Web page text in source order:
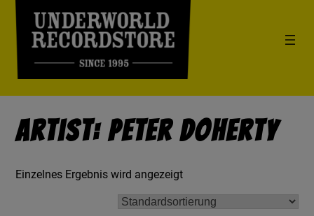
Artist: Peter Doherty
Einzelnes Ergebnis wird angezeigt